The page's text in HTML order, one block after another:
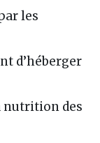
les
d’héberger
nutrition des